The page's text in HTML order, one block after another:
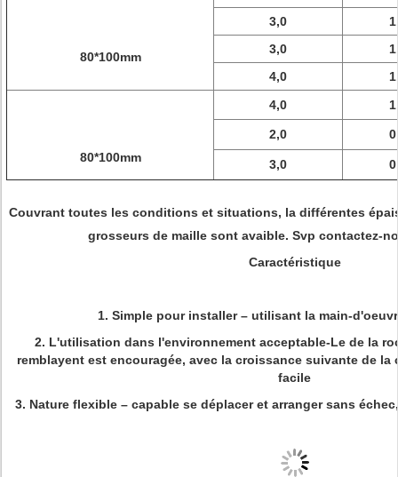
80*100mm
3,0
3,0
4,0
80*100mm
4,0
2,0
3,0
Couvrant toutes les conditions et situations, la différentes
grosseurs de maille sont avaible. Svp contactez-
Caractéristique
1. Simple pour installer – utilisant la main-
2. L'utilisation dans l'environnement acceptable-Le de la
remblayent est encouragée, avec la croissance suivante de
facile
3. Nature flexible – capable se déplacer et arranger sans